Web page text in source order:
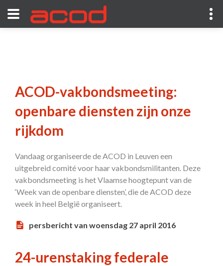
ACOD-vakbondsmeeting:
openbare diensten zijn onze
rijkdom
Vandaag organiseerde de ACOD in Leuven een
uitgebreid comité voor haar vakbondsmilitanten. Deze
vakbondsmeeting is het Vlaamse hoogtepunt van de
‘Week van de openbare diensten’, die de ACOD deze
week in heel België organiseert.
persbericht van woensdag 27 april 2016
24-urenstaking federale